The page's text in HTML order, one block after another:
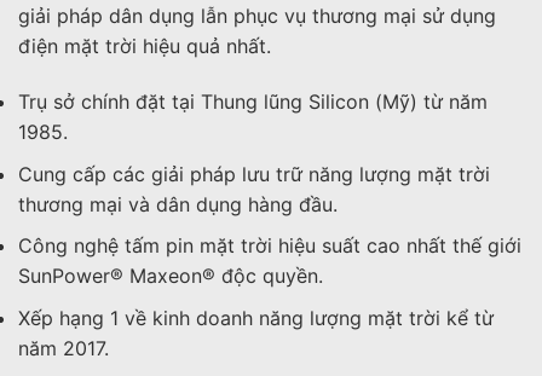
giải pháp dân dụng lẫn phục vụ thương mại sử dụng
điện mặt trời hiệu quả nhất.
Trụ sở chính đặt tại Thung lũng Silicon (Mỹ) từ năm
1985.
Cung cấp các giải pháp lưu trữ năng lượng mặt trời
thương mại và dân dụng hàng đầu.
Công nghệ tấm pin mặt trời hiệu suất cao nhất thế giới
SunPower® Maxeon® độc quyền.
Xếp hạng 1 về kinh doanh năng lượng mặt trời kể từ
năm 2017.